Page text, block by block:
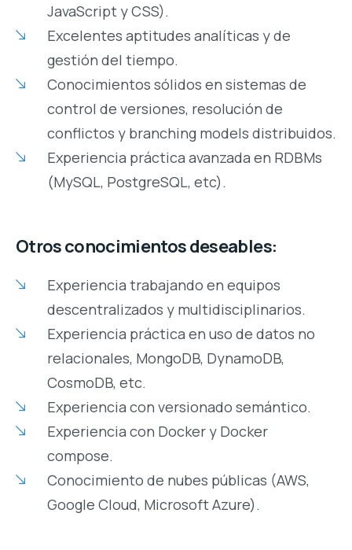
JavaScript y CSS).
Excelentes aptitudes analíticas y de
gestión del tiempo.
Conocimientos sólidos en sistemas de
control de versiones, resolución de
conflictos y branching models distribuidos.
Experiencia práctica avanzada en RDBMs
(MySQL, PostgreSQL, etc).
Otros conocimientos deseables:
Experiencia trabajando en equipos
descentralizados y multidisciplinarios.
Experiencia práctica en uso de datos no
relacionales, MongoDB, DynamoDB,
CosmoDB, etc.
Experiencia con versionado semántico.
Experiencia con Docker y Docker
compose.
Conocimiento de nubes públicas (AWS,
Google Cloud, Microsoft Azure).